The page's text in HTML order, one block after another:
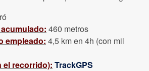
460 metros
empleado: 4,5 km en 4h (con mil
el recorrido): TrackGPS